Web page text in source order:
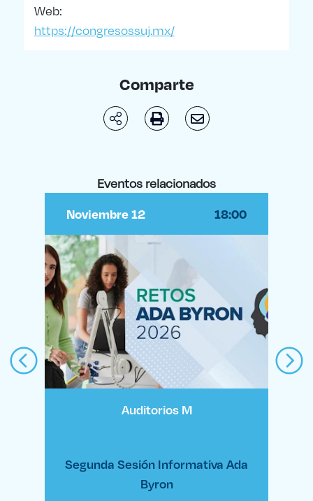
Web:
https://congresossuj.mx/
Comparte
Eventos relacionados
Noviembre 12
18:00
Auditorios M
Segunda Sesión Informativa Ada
Byron
Previous